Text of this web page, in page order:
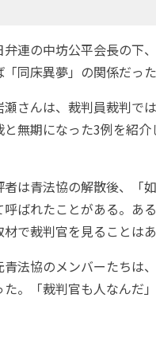
連の中坊公平会長の下
「同床異夢」の関係だっ
さんは、裁判員裁判で
と無期になった3例を紹
は青法協の解散後、「
呼ばれたことがある。あ
材で裁判官を見ることは
法協のメンバーたちは
た。「裁判官も人なんだ」